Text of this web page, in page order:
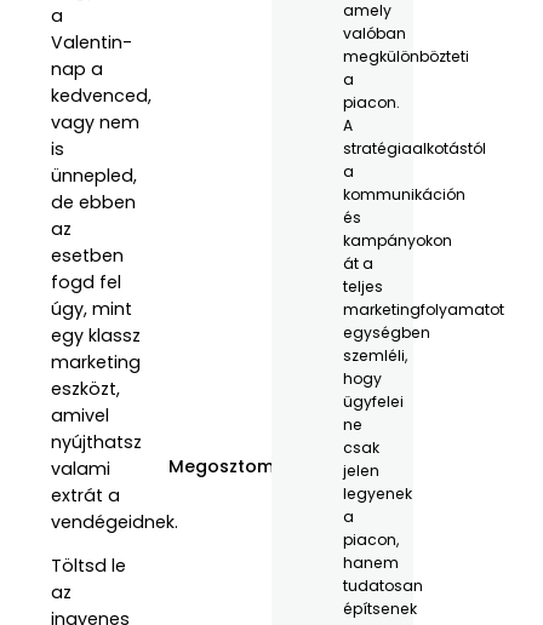
a
Valentin-
nap a
kedvenced,
vagy nem
is
ünnepled,
de ebben
az
esetben
fogd fel
úgy, mint
egy klassz
marketing
eszközt,
amivel
nyújthatsz
valami
extrát a
vendégeidnek.
Töltsd le
az
ingyenes
Megosztom:
amely
valóban
megkülönbözteti
a
piacon.
A
stratégiaalkotástól
a
kommunikáción
és
kampányokon
át a
teljes
marketingfolyamatot
egységben
szemléli,
hogy
ügyfelei
ne
csak
jelen
legyenek
a
piacon,
hanem
tudatosan
építsenek